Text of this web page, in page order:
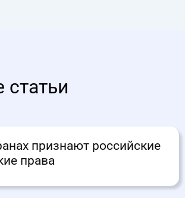
признают российские
права